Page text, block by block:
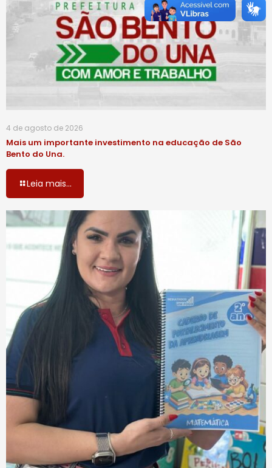
4 de agosto de 2026
Mais um importante investimento na educação de São
Bento do Una.
Leia mais...